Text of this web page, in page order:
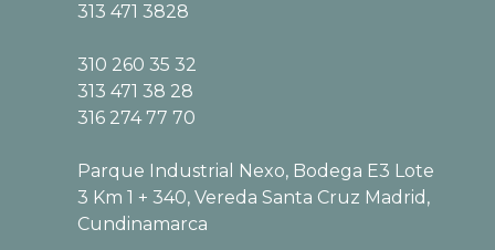
313 471 3828
310 260 35 32
313 471 38 28
316 274 77 70
Parque Industrial Nexo, Bodega E3 Lote
3 Km 1 + 340, Vereda Santa Cruz Madrid,
Cundinamarca